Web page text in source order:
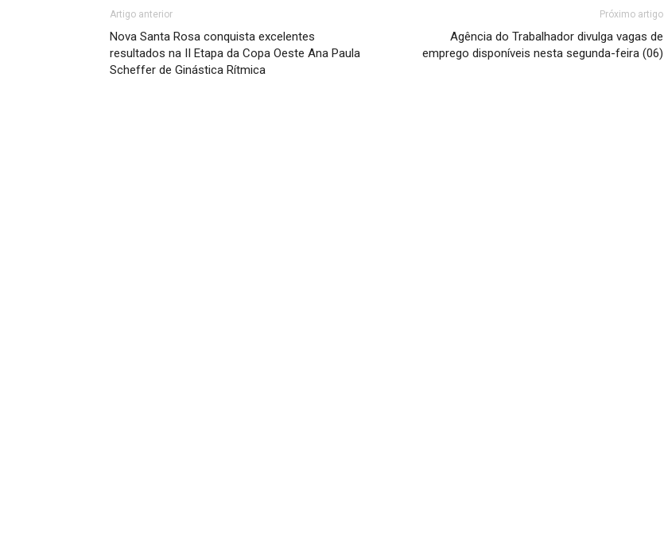
Artigo anterior
Nova Santa Rosa conquista excelentes
resultados na II Etapa da Copa Oeste Ana Paula
Scheffer de Ginástica Rítmica
Próximo artigo
Agência do Trabalhador divulga vagas de
emprego disponíveis nesta segunda-feira (06)